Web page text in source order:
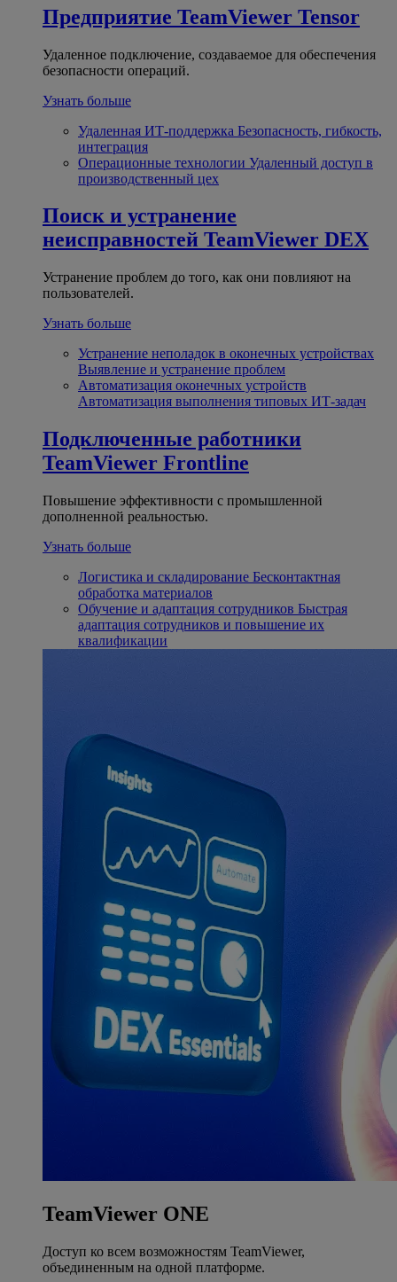
Предприятие TeamViewer Tensor
Удаленное подключение, создаваемое для обеспечения
безопасности операций.
Узнать больше
Удаленная ИТ-поддержка Безопасность, гибкость,
интеграция
Операционные технологии Удаленный доступ в
производственный цех
Поиск и устранение
неисправностей TeamViewer DEX
Устранение проблем до того, как они повлияют на
пользователей.
Узнать больше
Устранение неполадок в оконечных устройствах
Выявление и устранение проблем
Автоматизация оконечных устройств
Автоматизация выполнения типовых ИТ-задач
Подключенные работники
TeamViewer Frontline
Повышение эффективности с промышленной
дополненной реальностью.
Узнать больше
Логистика и складирование Бесконтактная
обработка материалов
Обучение и адаптация сотрудников Быстрая
адаптация сотрудников и повышение их
квалификации
TeamViewer ONE
Доступ ко всем возможностям TeamViewer,
объединенным на одной платформе.